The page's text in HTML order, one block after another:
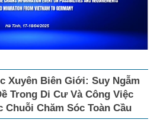
Xuyên Biên Giới: Suy Ngẫm
Trong Di Cư Và Công Việc
Chuỗi Chăm Sóc Toàn Cầu